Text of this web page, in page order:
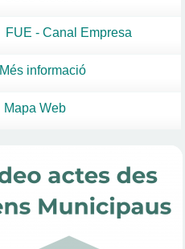
FUE - Canal Empresa
Més informació
Mapa Web